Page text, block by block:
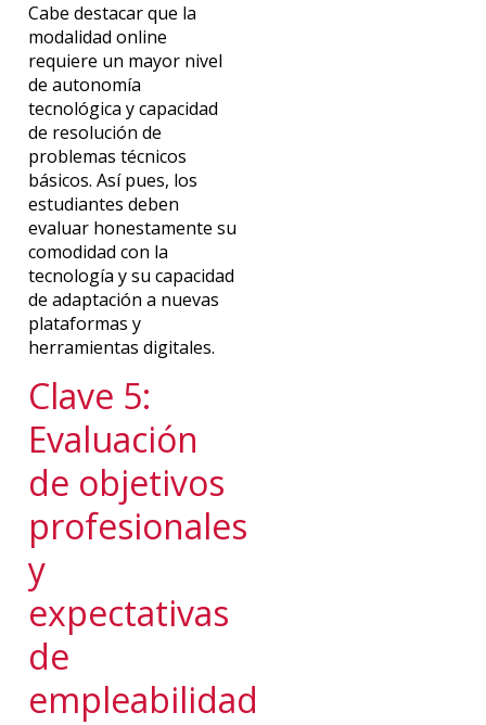
Cabe destacar que la
modalidad online
requiere un mayor nivel
de autonomía
tecnológica y capacidad
de resolución de
problemas técnicos
básicos. Así pues, los
estudiantes deben
evaluar honestamente su
comodidad con la
tecnología y su capacidad
de adaptación a nuevas
plataformas y
herramientas digitales.
Clave 5:
Evaluación
de objetivos
profesionales
y
expectativas
de
empleabilidad